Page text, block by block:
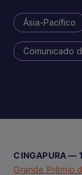
Ásia-Pacífico
Comunicado
CINGAPURA —
Grande Prêmio